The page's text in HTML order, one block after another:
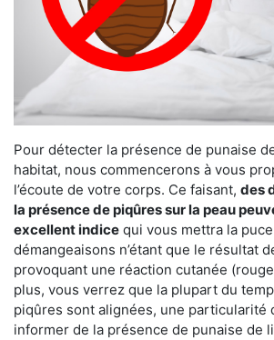
Pour détecter la présence de punaise
habitat, nous commencerons à vous
l’écoute de votre corps. Ce faisant, des
la présence de piqûres sur la peau
excellent indice qui vous mettra la puce
démangeaisons n’étant que le résultat
provoquant une réaction cutanée
plus, vous verrez que la plupart du
piqûres sont alignées, une particularité
informer de la présence de punaise de